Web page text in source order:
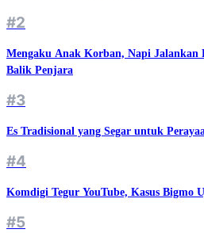
#2
Mengaku Anak Korban, Napi Jalankan
Balik Penjara
#3
Es Tradisional yang Segar untuk
#4
Komdigi Tegur YouTube, Kasus Bigmo
#5